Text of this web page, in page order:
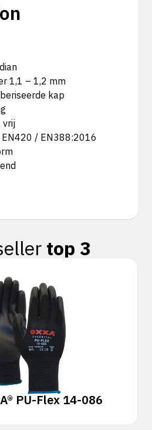
1,1 – 1,2 mm
kap
vrij
EN420 / EN388:2016
top 3
PU-Flex 14-086